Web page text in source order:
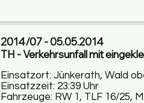
2014/07 - 05.05.2014
TH - Verkehrsunfall mit
Einsatzort: Jünkerath, Wald
Einsatzzeit: 23:39 Uhr
Fahrzeuge: RW 1, TLF 16/25,